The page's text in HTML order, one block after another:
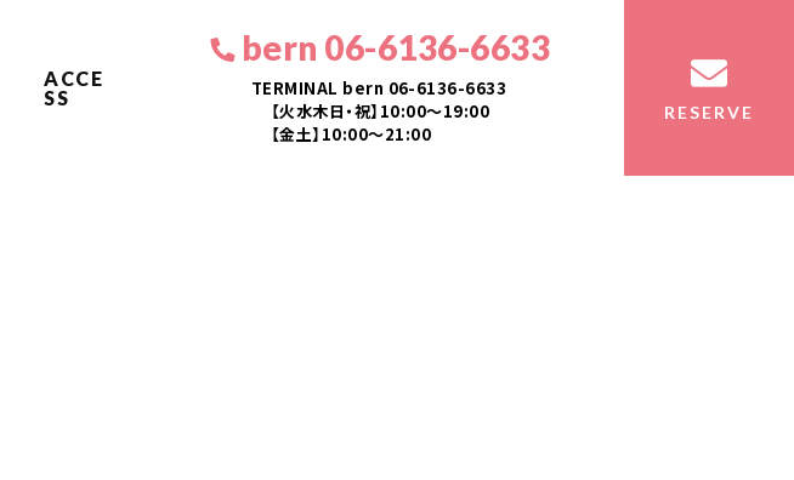
ACCE
SS
bern 06-6136-6633
TERMINAL bern 06-6136-6633
【火水木日・祝】10:00～19:00
【金土】10:00〜21:00
RESERVE